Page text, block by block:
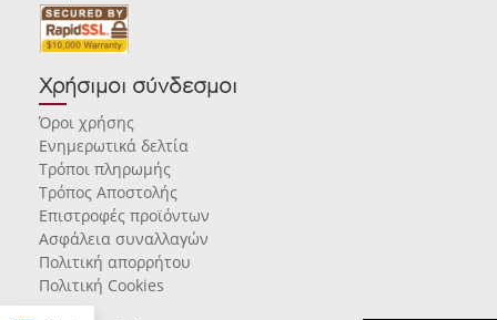
Χρήσιμοι σύνδεσμοι
Όροι χρήσης
Ενημερωτικά δελτία
Τρόποι πληρωμής
Τρόπος Αποστολής
Επιστροφές προϊόντων
Ασφάλεια συναλλαγών
Πολιτική απορρήτου
Πολιτική Cookies